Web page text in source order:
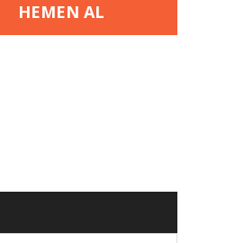
HEMEN AL